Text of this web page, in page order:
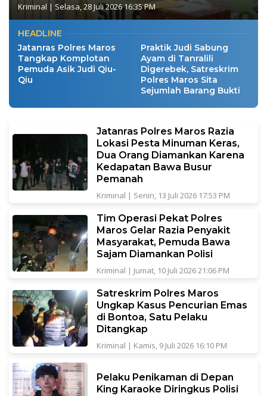
Kriminal | Selasa, 28 Juli 2026 16:35 PM
HEADLINE
Jatanras Polres Maros
Tangkap Komplotan
Pemuda Asik Judi Qiu-
Qiu
Praktik Judi Sabung
Ayam di Tanralili
Digerebek, Satreskrim
Polres Maros Sita
Sejumlah Barang Bukti
Jatanras Polres Maros Razia
Lokasi Pesta Minuman Keras,
Dua Orang Diamankan Karena
Kedapatan Bawa Busur
Pemanah
Kriminal | Senin, 13 Juli 2026 17:53 PM
Tim Operasi Pekat Polres
Maros Gelar Razia Penyakit
Masyarakat, Pemuda Bawa
Sajam Diamankan Polisi
Kriminal | Jumat, 10 Juli 2026 21:06 PM
Satreskrim Polres Maros
Ungkap Kasus Pencurian Emas
di Bontoa, Satu Pelaku
Ditangkap
Kriminal | Kamis, 9 Juli 2026 16:10 PM
Pelaku Penikaman di Depan
King Karaoke Diringkus Polisi